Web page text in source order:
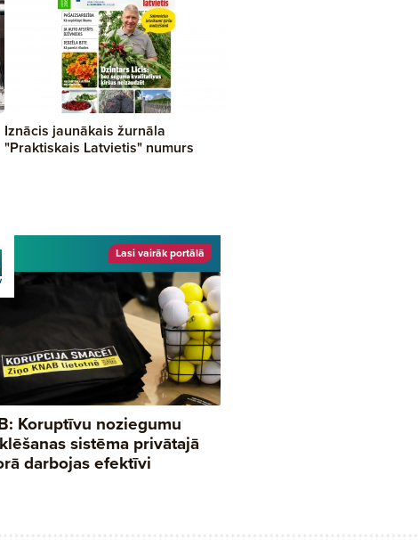
Iznācis jaunākais žurnāla
"Praktiskais Latvietis" numurs